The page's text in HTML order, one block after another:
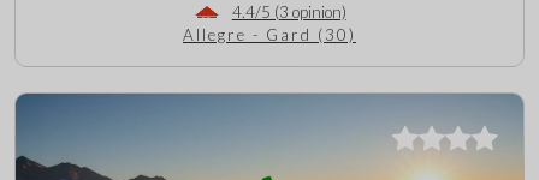
4.4/5 (3 opinion)
Allegre - Gard (30)